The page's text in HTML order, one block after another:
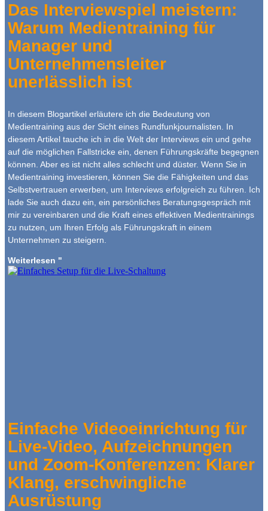
Das Interviewspiel meistern:
Warum Medientraining für
Manager und
Unternehmensleiter
unerlässlich ist
In diesem Blogartikel erläutere ich die Bedeutung von
Medientraining aus der Sicht eines Rundfunkjournalisten. In
diesem Artikel tauche ich in die Welt der Interviews ein und gehe
auf die möglichen Fallstricke ein, denen Führungskräfte begegnen
können. Aber es ist nicht alles schlecht und düster. Wenn Sie in
Medientraining investieren, können Sie die Fähigkeiten und das
Selbstvertrauen erwerben, um Interviews erfolgreich zu führen. Ich
lade Sie auch dazu ein, ein persönliches Beratungsgespräch mit
mir zu vereinbaren und die Kraft eines effektiven Medientrainings
zu nutzen, um Ihren Erfolg als Führungskraft in einem
Unternehmen zu steigern.
Weiterlesen "
Einfache Videoeinrichtung für
Live-Video, Aufzeichnungen
und Zoom-Konferenzen: Klarer
Klang, erschwingliche
Ausrüstung